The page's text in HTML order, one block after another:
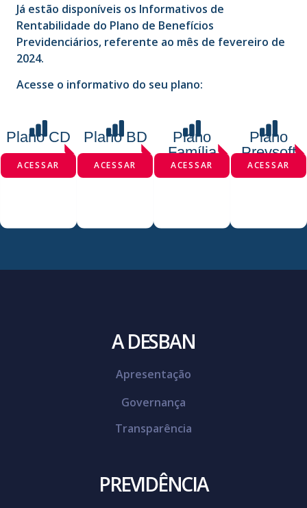
Já estão disponíveis os Informativos de
Rentabilidade do Plano de Benefícios
Previdenciários, referente ao mês de fevereiro de
2024.
Acesse o informativo do seu plano:
Plano CD
ACESSAR
Plano BD
ACESSAR
Plano
Família
INSTITUÍDO
ACESSAR
Plano
Prevsoft
SETORIAL
ACESSAR
A DESBAN
Apresentação
Governança
Transparência
PREVIDÊNCIA